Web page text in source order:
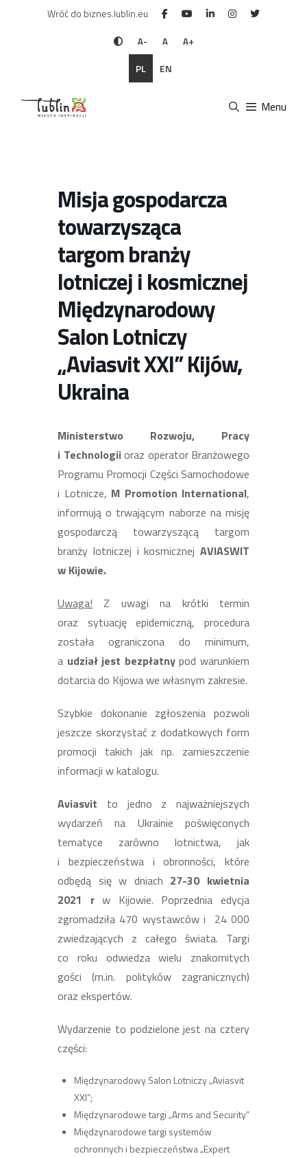
Wróć do biznes.lublin.eu
A- A A+
PL EN
Menu
Misja gospodarcza
towarzysząca
targom branży
lotniczej i kosmicznej
Międzynarodowy
Salon Lotniczy
„Aviasvit XXI” Kijów,
Ukraina
Ministerstwo Rozwoju, Pracy
i Technologiioraz operator Branżowego
Programu Promocji Części Samochodowe
i Lotnicze, M Promotion International,
informują o trwającym naborze na misję
gospodarczą towarzyszącą targom
branży lotniczej i kosmicznej AVIASWIT
w Kijowie.
Uwaga! Z uwagi na krótki termin
oraz sytuację epidemiczną, procedura
została ograniczona do minimum,
a udział jest bezpłatnypod warunkiem
dotarcia do Kijowa we własnym zakresie.
Szybkie dokonanie zgłoszenia pozwoli
jeszcze skorzystać z dodatkowych form
promocji takich jak np. zamieszczenie
informacji w katalogu.
Aviasvit to jedno z najważniejszych
wydarzeń na Ukrainie poświęconych
tematyce zarówno lotnictwa, jak
i bezpieczeństwa i obronności, które
odbędą się w dniach 27-30 kwietnia
2021 rw Kijowie. Poprzednia edycja
zgromadziła 470 wystawców i 24 000
zwiedzających z całego świata. Targi
co roku odwiedza wielu znakomitych
gości (m.in. polityków zagranicznych)
oraz ekspertów.
Wydarzenie to podzielone jest na cztery
części:
Międzynarodowy Salon Lotniczy „Aviasvit
XXI”;
Międzynarodowe targi „Arms and Security”
Międzynarodowe targi systemów
ochronnych i bezpieczeństwa „Expert